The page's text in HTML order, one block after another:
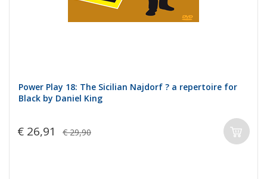
Power Play 18: The Sicilian Najdorf ? a repertoire for
Black by Daniel King
€ 26,91 € 29,90